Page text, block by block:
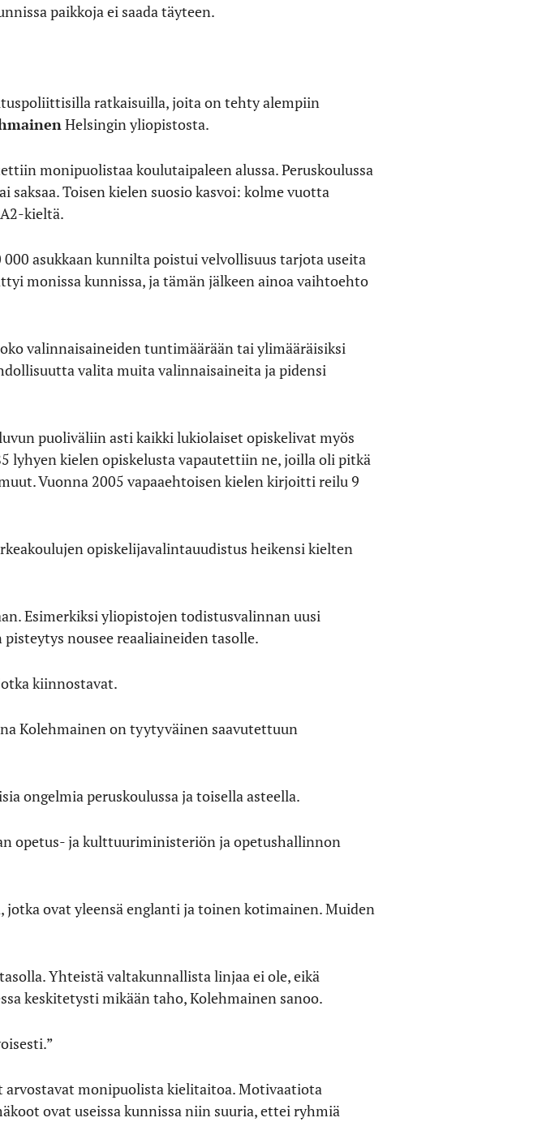
paikkoja ei saada täyteen.
ratkaisuilla, joita on tehty alempiin
Helsingin yliopistosta.
monipuolistaa koulutaipaleen alussa. Peruskoulussa
Toisen kielen suosio kasvoi: kolme vuotta
kieltä.
asukkaan kunnilta poistui velvollisuus tarjota useita
monissa kunnissa, ja tämän jälkeen ainoa vaihtoehto
valinnaisaineiden tuntimäärään tai ylimääräisiksi
valita muita valinnaisaineita ja pidensi
puoliväliin asti kaikki lukiolaiset opiskelivat myös
lyhyen kielen opiskelusta vapautettiin ne, joilla oli pitkä
Vuonna 2005 vapaaehtoisen kielen kirjoitti reilu 9
opiskelijavalintauudistus heikensi kielten
Esimerkiksi yliopistojen todistusvalinnan uusi
nousee reaaliaineiden tasolle.
kiinnostavat.
Kolehmainen on tyytyväinen saavutettuun
ongelmia peruskoulussa ja toisella asteella.
opetus- ja kulttuuriministeriön ja opetushallinnon
ovat yleensä englanti ja toinen kotimainen. Muiden
Yhteistä valtakunnallista linjaa ei ole, eikä
keskitetysti mikään taho, Kolehmainen sanoo.
arvostavat monipuolista kielitaitoa. Motivaatiota
ovat useissa kunnissa niin suuria, ettei ryhmiä